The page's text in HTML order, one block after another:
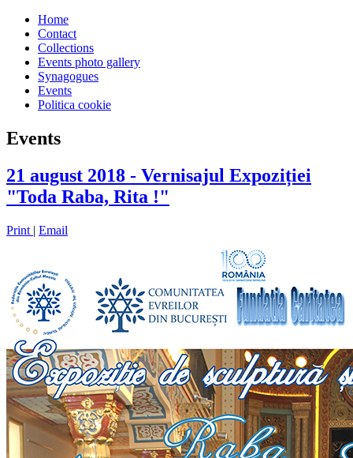
Home
Contact
Collections
Events photo gallery
Synagogues
Events
Politica cookie
Events
21 august 2018 - Vernisajul Expoziției
"Toda Raba, Rita !"
Print | Email